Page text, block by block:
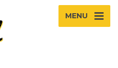
MENU